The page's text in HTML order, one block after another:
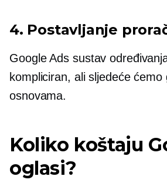
4. Postavljanje
Google Ads sustav
kompliciran, ali sljedeće ćemo
osnovama.
Koliko koštaju
oglasi?